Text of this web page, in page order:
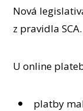
Nová
z pravidla SCA.
U online
platby